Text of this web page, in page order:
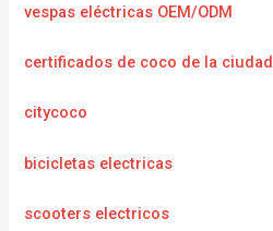
vespas eléctricas OEM/ODM
certificados de coco de la ciudad
citycoco
bicicletas electricas
scooters electricos